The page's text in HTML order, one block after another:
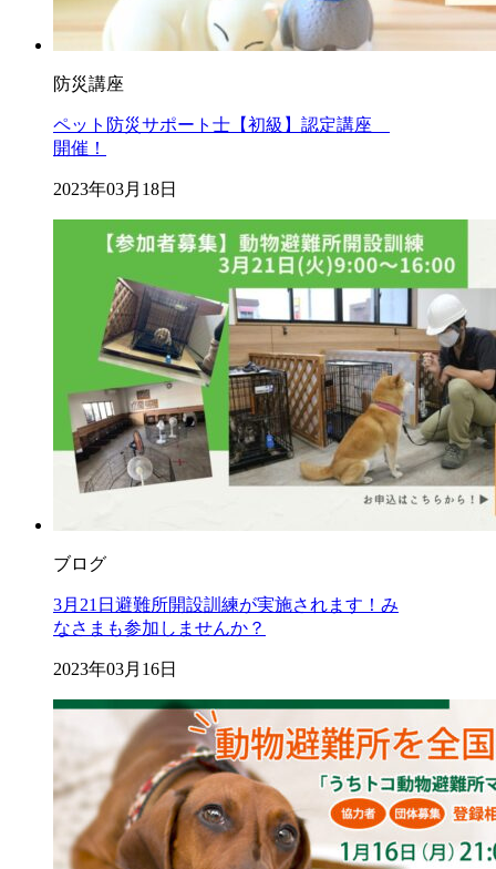
防災講座
ペット防災サポート士【初級】認定講座
開催！
2023年03月18日
ブログ
3月21日避難所開設訓練が実施されます！み
なさまも参加しませんか？
2023年03月16日